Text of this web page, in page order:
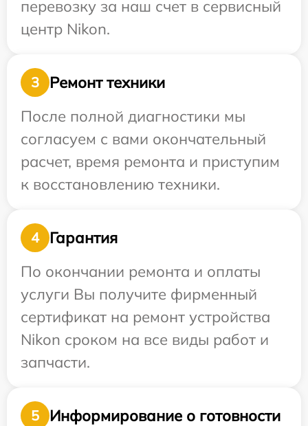
перевозку за наш счет в сервисный
центр Nikon.
3
Ремонт техники
После полной диагностики мы
согласуем с вами окончательный
расчет, время ремонта и приступим
к восстановлению техники.
4
Гарантия
По окончании ремонта и оплаты
услуги Вы получите фирменный
сертификат на ремонт устройства
Nikon сроком на все виды работ и
запчасти.
5
Информирование о готовности